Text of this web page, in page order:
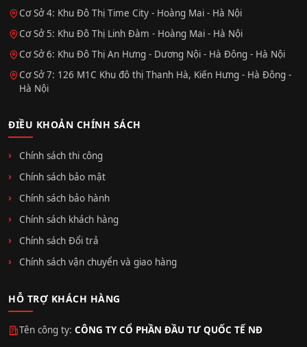
Cơ Sở 4: Khu Đô Thị Time City - Hoàng Mai - Hà Nội
Cơ Sở 5: Khu Đô Thị Linh Đàm - Hoàng Mai - Hà Nội
Cơ Sở 6: Khu Đô Thị An Hưng - Dương Nội - Hà Đông - Hà Nội
Cơ Sở 7: 126 M1C Khu đô thị Thanh Hà, Kiến Hưng - Hà Đông -
Hà Nội
ĐIỀU KHOẢN CHÍNH SÁCH
Chính sách thi công
Chính sách bảo mật
Chính sách bảo hành
Chính sách khách hàng
Chính sách Đổi trả
Chính sách vận chuyển và giao hàng
HỖ TRỢ KHÁCH HÀNG
Tên công ty: CÔNG TY CỔ PHẦN ĐẦU TƯ QUỐC TẾ NĐ